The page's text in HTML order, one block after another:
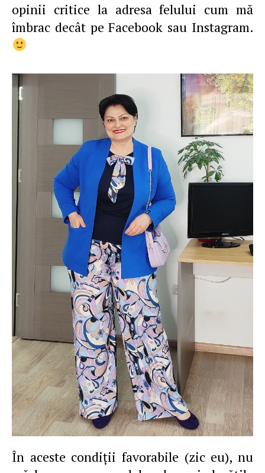
opinii critice la adresa felului cum mă
îmbrac decât pe Facebook sau Instagram.
În aceste condiţii favorabile (zic eu), nu